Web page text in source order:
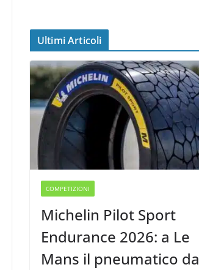
Ultimi Articoli
COMPETIZIONI
Michelin Pilot Sport
Endurance 2026: a Le
Mans il pneumatico da